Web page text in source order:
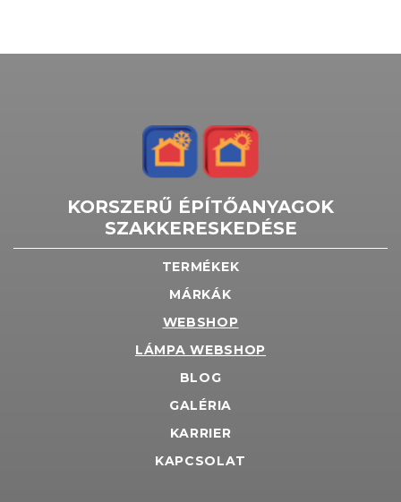
KORSZERŰ ÉPÍTŐANYAGOK
SZAKKERESKEDÉSE
TERMÉKEK
MÁRKÁK
WEBSHOP
LÁMPA WEBSHOP
BLOG
GALÉRIA
KARRIER
KAPCSOLAT